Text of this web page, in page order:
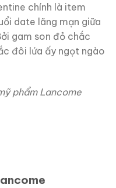
chính là item
date lãng mạn giữa
gam son đỏ chắc
đôi lứa ấy ngọt ngào
phẩm Lancome